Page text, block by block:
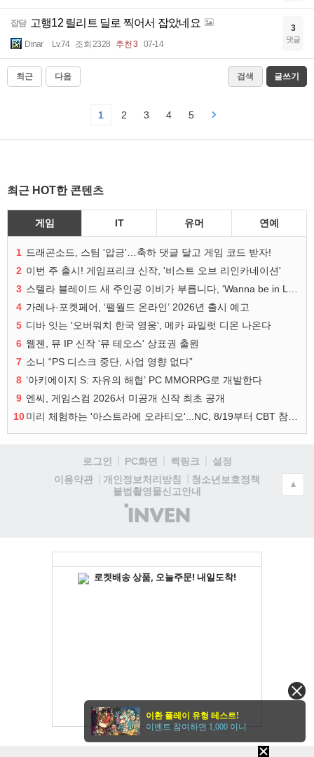
잡담 고행12 릴리트 딜로 찍어서 잡았네요
Dinar Lv.74 조회 2328 추천 3 07-14
3
댓글
최근 다음 검색 글쓰기
1 2 3 4 5
최근 HOT한 콘텐츠
게임 IT 유머 연예
1 드래곤소드, 스팀 '압긍'…축하 댓글 달고 게임 코드 받자!
2 이번 주 출시! 게임프리크 신작, '비스트 오브 리인카네이션'
3
4 가레나·포켓페어, ‘팰월드 온라인’ 2026년 출시 예고
5 디바 잇는 '오버워치 한국 영웅', 메카 파일럿 디몬 나온다
6 웹젠, 뮤 IP 신작 '뮤 테오스' 상표권 출원
7 소니 “PS 디스크 중단, 사업 영향 없다”
8 ‘아키에이지 S: 자유의 해협’ PC MMORPG로 개발한다
9 엔씨, 게임스컴 2026서 미공개 신작 최초 공개
10
로그인 PC화면 퀵링크
설정
이용약관
개인정보처리방침
청소년보호정책
불법촬영물신고안내
(주)
인
▲
이환 플레이 유형 테스트!
이벤트 참여하면 1,000 이니